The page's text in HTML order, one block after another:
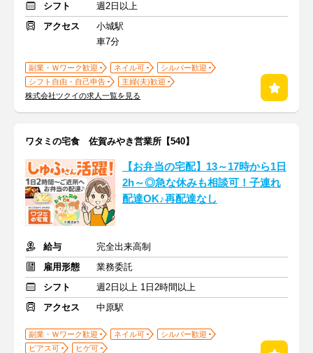
シフト
週2日以上
アクセス
小城駅
車7分
副業・Ｗワーク歓迎 ネイル可
シルバー歓迎
シフト自由・自己申告
主婦(夫)歓迎
株式会社ツクイの求人一覧を見る
ワタミの宅食 佐賀みやき営業所【540】
【お弁当の宅配】13～17時から1日
2h～◎急な休みも相談可！子連れ
配達OK♪再配達なし
給与
完全出来高制
雇用形態
業務委託
シフト
週2日以上 1日2時間以上
アクセス
中原駅
副業・Ｗワーク歓迎 ネイル可
シルバー歓迎
ピアス可
ヒゲ可